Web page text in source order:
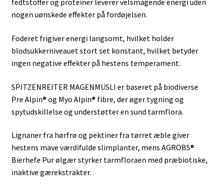
fedtstoffer og proteiner leverer velsmagende energi uden
nogen uønskede effekter på fordøjelsen.
Foderet frigiver energi langsomt, hvilket holder
blodsukkerniveauet stort set konstant, hvilket betyder
ingen negative effekter på hestens temperament.
SPITZENREITER MAGENMÜSLI er baseret på biodiverse
Pre Alpin® og Myo Alpin® fibre, der øger tygning og
spytudskillelse og understøtter en sund tarmflora.
Lignaner fra hørfrø og pektiner fra tørret æble giver
hestens mave værdifulde slimplanter, mens AGROBS®
Bierhefe Pur ølgær styrker tarmfloraen med præbiotiske,
inaktive gærekstrakter.